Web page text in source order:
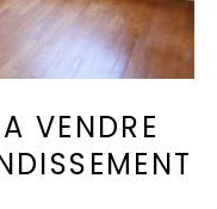
VENDRE